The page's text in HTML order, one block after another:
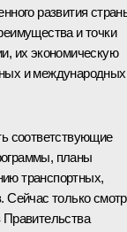
развития
и точки
их экономическую
и международных
соответствующие
планы
транспортных,
Сейчас только